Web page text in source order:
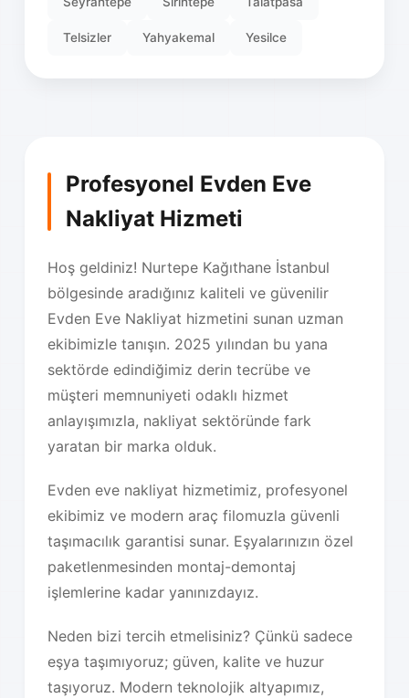
Profesyonel Evden Eve
Nakliyat Hizmeti
Hoş geldiniz! Nurtepe Kağıthane İstanbul
bölgesinde aradığınız kaliteli ve güvenilir
Evden Eve Nakliyat hizmetini sunan uzman
ekibimizle tanışın. 2025 yılından bu yana
sektörde edindiğimiz derin tecrübe ve
müşteri memnuniyeti odaklı hizmet
anlayışımızla, nakliyat sektöründe fark
yaratan bir marka olduk.
Evden eve nakliyat hizmetimiz, profesyonel
ekibimiz ve modern araç filomuzla güvenli
taşımacılık garantisi sunar. Eşyalarınızın özel
paketlenmesinden montaj-demontaj
işlemlerine kadar yanınızdayız.
Neden bizi tercih etmelisiniz? Çünkü sadece
eşya taşımıyoruz; güven, kalite ve huzur
taşıyoruz. Modern teknolojik altyapımız,
Telsizler Yahyakemal Yesilce